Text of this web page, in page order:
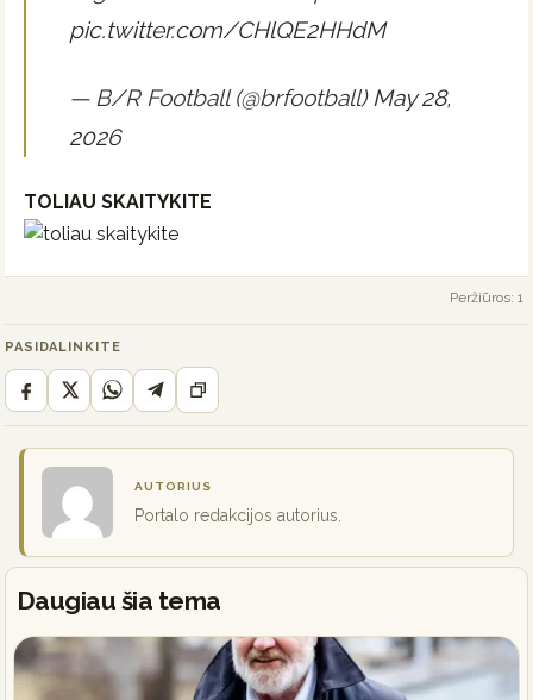
pic.twitter.com/CHlQE2HHdM
— B/R Football (@brfootball)May 28,
2026
TOLIAU SKAITYKITE
Peržiūros: 1
PASIDALINKITE
AUTORIUS
Portalo redakcijos autorius.
Daugiau šia tema